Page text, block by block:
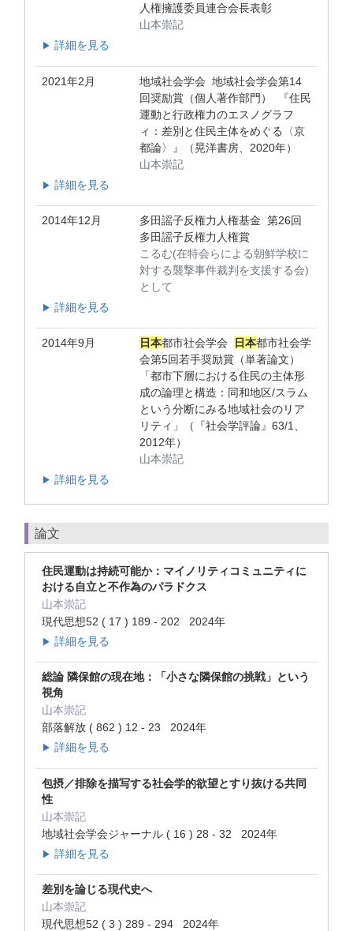
人権擁護委員連合会長表彰
山本崇記
▶ 詳細を見る
2021年2月
地域社会学会 地域社会学会第14
回奨励賞（個人著作部門） 『住民
運動と行政権力のエスノグラフ
ィ：差別と住民主体をめぐる〈京
都論〉』（晃洋書房、2020年）
山本崇記
▶ 詳細を見る
2014年12月
多田謡子反権力人権基金 第26回
多田謡子反権力人権賞
こるむ(在特会らによる朝鮮学校に
対する襲撃事件裁判を支援する会)
として
▶ 詳細を見る
2014年9月 日本都市社会学会 日本都市社会学
会第5回若手奨励賞（単著論文）
「都市下層における住民の主体形
成の論理と構造：同和地区/スラム
という分断にみる地域社会のリア
リティ」（『社会学評論』63/1、
2012年）
山本崇記
▶ 詳細を見る
論文
住民運動は持続可能か：マイノリティコミュニティに
おける自立と不作為のパラドクス
山本崇記
現代思想52 ( 17 ) 189 - 202 2024年
▶ 詳細を見る
総論 隣保館の現在地：「小さな隣保館の挑戦」という
視角
山本崇記
部落解放 ( 862 ) 12 - 23 2024年
▶ 詳細を見る
包摂／排除を描写する社会学的欲望とすり抜ける共同
性
山本崇記
地域社会学会ジャーナル ( 16 ) 28 - 32 2024年
▶ 詳細を見る
差別を論じる現代史へ
山本崇記
現代思想52 ( 3 ) 289 - 294 2024年